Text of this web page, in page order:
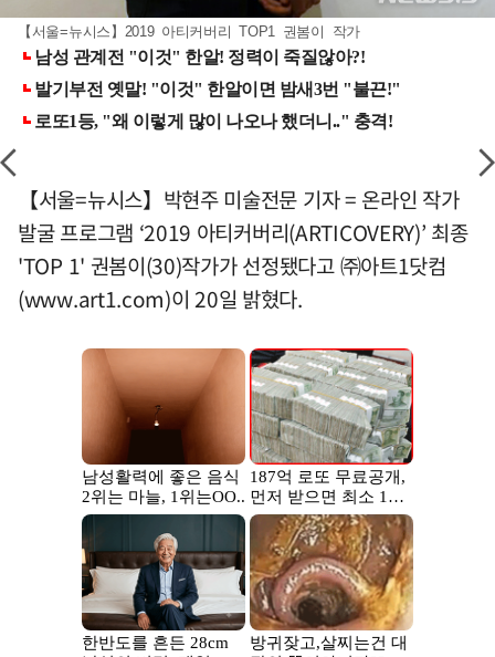
【서울=뉴시스】2019 아티커버리 TOP1 권봄이 작가
【서울=뉴시스】박현주 미술전문 기자 = 온라인 작가
발굴 프로그램 ‘2019 아티커버리(ARTICOVERY)’ 최종
'TOP 1' 권봄이(30)작가가 선정됐다고 ㈜아트1닷컴
(www.art1.com)이 20일 밝혔다.